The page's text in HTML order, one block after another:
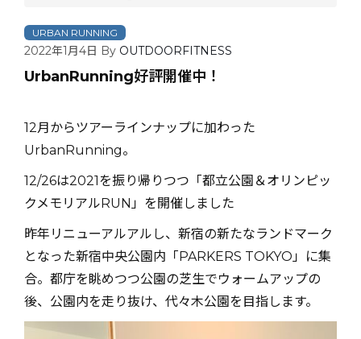
URBAN RUNNING
2022年1月4日 By OUTDOORFITNESS
UrbanRunning好評開催中！
12月からツアーラインナップに加わった
UrbanRunning。
12/26は2021を振り帰りつつ「都立公園＆オリンピッ
クメモリアルRUN」を開催しました
昨年リニューアルアルし、新宿の新たなランドマーク
となった新宿中央公園内「PARKERS TOKYO」に集
合。都庁を眺めつつ公園の芝生でウォームアップの
後、公園内を走り抜け、代々木公園を目指します。